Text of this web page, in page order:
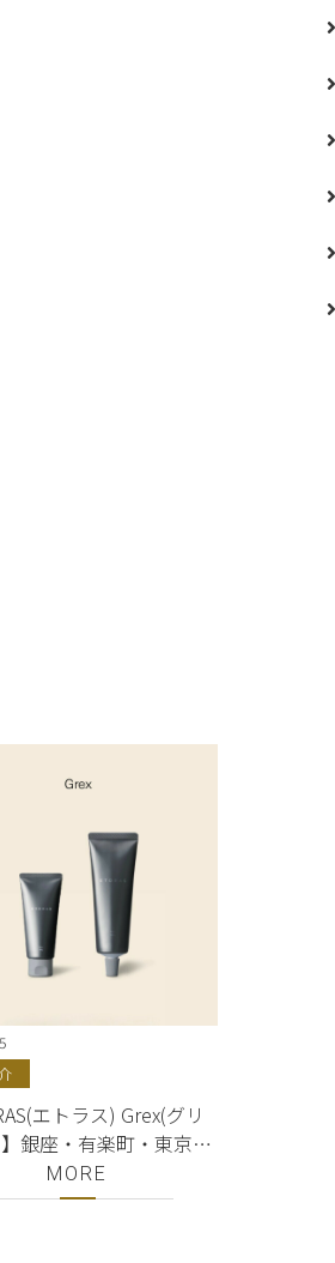
エトラス) Grex(グリ
銀座・有楽町・東京駅
ホーユー)正規取扱店｜
MORE